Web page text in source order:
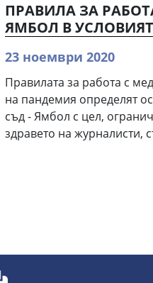
ПРАВИЛА ЗА
ЯМБОЛ В
23 ноември 2020
Правилата за работа с
на пандемия определят
съд - Ямбол с цел,
здравето на журналисти,